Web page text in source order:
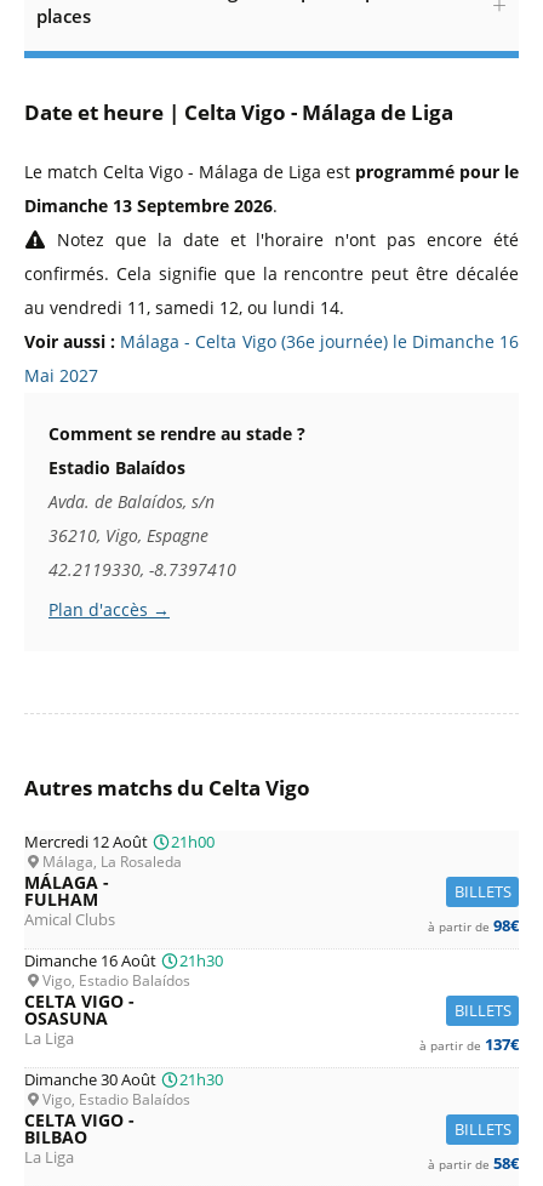
places
Date et heure | Celta Vigo - Málaga de Liga
Le match Celta Vigo - Málaga de Liga est programmé pour le
Dimanche 13 Septembre 2026.
Notez que la date et l'horaire n'ont pas encore été
confirmés. Cela signifie que la rencontre peut être décalée
au vendredi 11, samedi 12, ou lundi 14.
Voir aussi : Málaga - Celta Vigo (36e journée) le Dimanche 16
Mai 2027
Comment se rendre au stade ?
Estadio Balaídos
Avda. de Balaídos, s/n
36210, Vigo, Espagne
42.2119330, -8.7397410
Plan d'accès →
Autres matchs du Celta Vigo
Mercredi 12 Août 21h00
Málaga, La Rosaleda
BILLETS
MÁLAGA -
FULHAM
Amical Clubs à partir de 98€
Dimanche 16 Août
21h30
Vigo, Estadio Balaídos
BILLETS
CELTA VIGO -
OSASUNA
La Liga à partir de 137€
Dimanche 30 Août
21h30
Vigo, Estadio Balaídos
BILLETS
CELTA VIGO -
BILBAO
La Liga à partir de 58€